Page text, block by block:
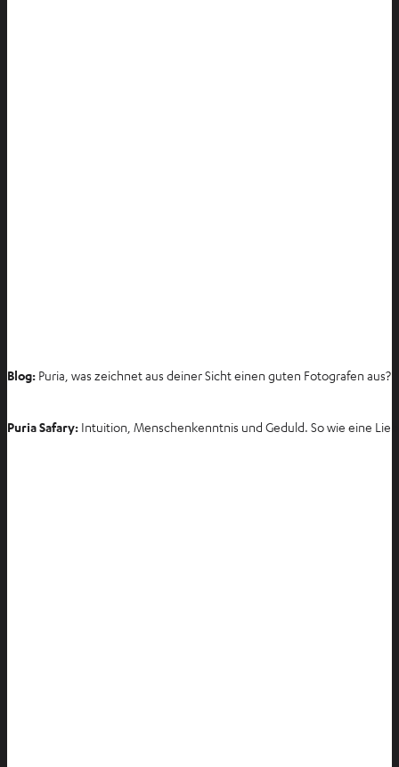
Blog: Puria, was zeichnet aus deiner Sicht einen guten Fotografen aus?
Puria Safary: Intuition, Menschenkenntnis und Geduld. So wie eine